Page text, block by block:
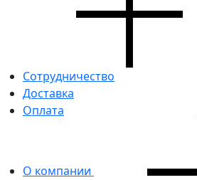
Сотрудничество
Доставка
Оплата
О компании